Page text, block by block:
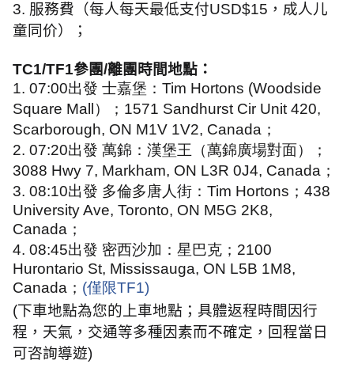
3. 服務費（每人每天最低支付USD$15 ，成人儿
童同价）；
TC1/TF1參團/離團時間地點：
1. 07:00出發 士嘉堡： Tim Hortons (Woodside
Square Mall ）； 1571 Sandhurst Cir Unit 420,
Scarborough, ON M1V 1V2, Canada ；
2. 07:20出發 萬錦：漢堡王（萬錦廣場對面）；
3088 Hwy 7, Markham, ON L3R 0J4, Canada ；
3. 08:10出發 多倫多唐人街： Tim Hortons ； 438
University Ave, Toronto, ON M5G 2K8,
Canada ；
4. 08:45出發 密西沙加：星巴克； 2100
Hurontario St, Mississauga, ON L5B 1M8,
Canada ； (僅限TF1)
(下車地點為您的上車地點；具體返程時間因行
程，天氣，交通等多種因素而不確定，回程當日
可咨詢導遊)